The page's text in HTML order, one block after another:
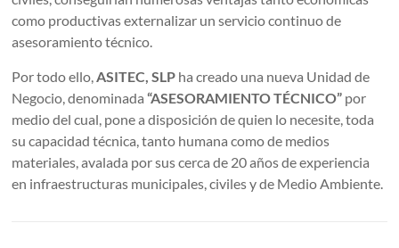
como productivas externalizar un servicio continuo de
asesoramiento técnico.
Por todo ello,ASITEC, SLP ha creado una nueva Unidad de
Negocio, denominada“ASESORAMIENTO TÉCNICO” por
medio del cual, pone a disposición de quien lo necesite, toda
su capacidad técnica, tanto humana como de medios
materiales, avalada por sus cerca de 20 años de experiencia
en infraestructuras municipales, civiles y de Medio Ambiente.